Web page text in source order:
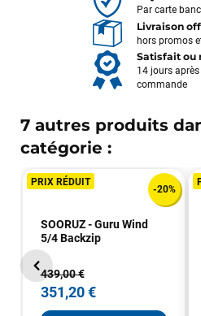
Par carte
Livraison
hors promos
Satisfait ou
14 jours
commande
7 autres produits
catégorie :
PRIX RÉDUIT
-20%
SOORUZ - Guru Wind
5/4 Backzip
439,00 €
351,20 €